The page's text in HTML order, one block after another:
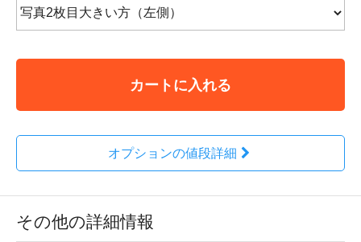
カートに入れる
オプションの値段詳細
その他の詳細情報